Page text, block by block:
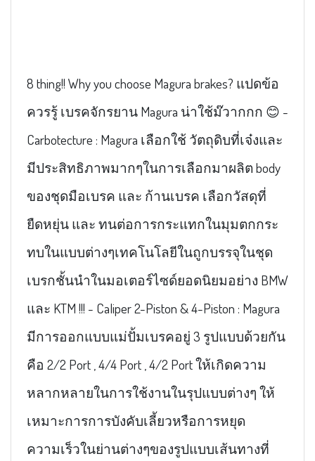
8 thing!! Why you choose Magura brakes? แปดข้อ
ควรรู้ เบรคจักรยาน Magura น่าใช้ม๊วากกก 😊 -
Carbotecture : Magura เลือกใช้ วัตถุดิบที่เจ๋งและ
มีประสิทธิภาพมากๆในการเลือกมาผลิต body
ของชุดมือเบรค และ ก้านเบรค เลือกวัสดุที่
ยืดหยุ่น และ ทนต่อการกระแทกในมุมตกกระ
ทบในแบบต่างๆเทคโนโลยีในถูกบรรจุในชุด
เบรกชั้นนำในมอเตอร์ไซด์ยอดนิยมอย่าง BMW
และ KTM !!! - Caliper 2-Piston & 4-Piston : Magura
มีการออกแบบแม่ปั้มเบรคอยู่ 3 รูปแบบด้วยกัน
คือ 2/2 Port , 4/4 Port , 4/2 Port ให้เกิดความ
หลากหลายในการใช้งานในรุปแบบต่างๆ ให้
เหมาะการการบังคับเลี้ยวหรือการหยุด
ความเร็วในย่านต่างๆของรูปแบบเส้นทางที่